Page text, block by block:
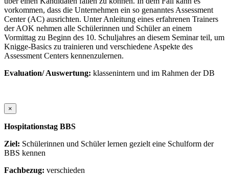
vorkommen, dass die Unternehmen ein so genanntes Assessment
Center (AC) ausrichten. Unter Anleitung eines erfahrenen Trainers
der AOK nehmen alle Schülerinnen und Schüler an einem
Vormittag zu Beginn des 10. Schuljahres an diesem Seminar teil, um
Knigge-Basics zu trainieren und verschiedene Aspekte des
Assessment Centers kennenzulernen.
Evaluation/ Auswertung: klassenintern und im Rahmen der DB
×
Hospitationstag BBS
Ziel: Schülerinnen und Schüler lernen gezielt eine Schulform der
BBS kennen
Fachbezug: verschieden